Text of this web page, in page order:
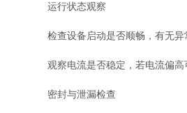
‌运行状态观察‌
检查设备启动是否顺畅，有无异
观察电流是否稳定，若电流偏高
‌密封与泄漏检查‌